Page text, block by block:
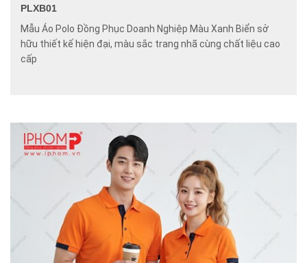
PLXB01
Mẫu Áo Polo Đồng Phục Doanh Nghiệp Màu Xanh Biển sở
hữu thiết kế hiện đại, màu sắc trang nhã cùng chất liệu cao
cấp